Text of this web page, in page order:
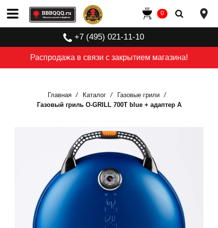
Распродажа в связи с закрытием магазина!
+7 (495) 021-11-10
0
Главная Каталог
Газовые грили
Газовый гриль O-GRILL 700T blue + адаптер А